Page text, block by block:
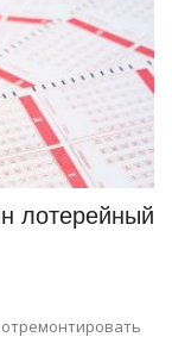
лотерейный
отремонтировать